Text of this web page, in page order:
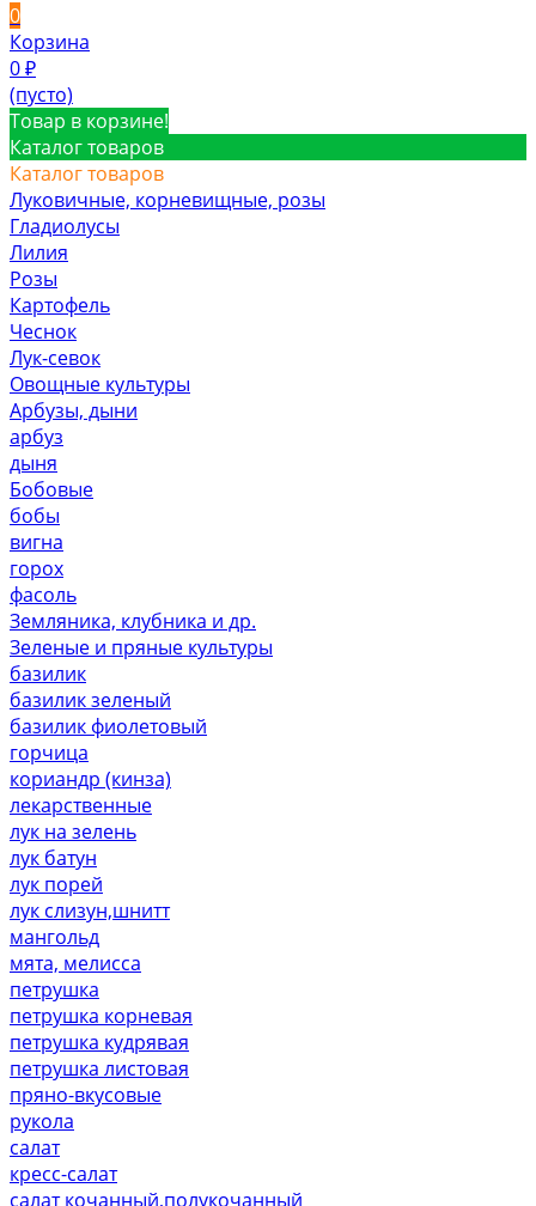
0
Корзина
0 ₽
(пусто)
Товар в корзине!
Каталог товаров
Каталог товаров
Луковичные, корневищные, розы
Гладиолусы
Лилия
Розы
Картофель
Чеснок
Лук-севок
Овощные культуры
Арбузы, дыни
арбуз
дыня
Бобовые
бобы
вигна
горох
фасоль
Земляника, клубника и др.
Зеленые и пряные культуры
базилик
базилик зеленый
базилик фиолетовый
горчица
кориандр (кинза)
лекарственные
лук на зелень
лук батун
лук порей
лук слизун,шнитт
мангольд
мята, мелисса
петрушка
петрушка корневая
петрушка кудрявая
петрушка листовая
пряно-вкусовые
рукола
салат
кресс-салат
салат кочанный,полукочанный